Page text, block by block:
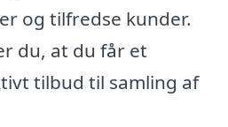
og tilfredse kunder.
du, at du får et
tilbud til samling af